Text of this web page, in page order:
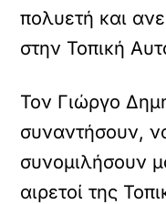
πολυετή και
στην Τοπική
Τον Γιώργο
συναντήσουν,
συνομιλήσουν
αιρετοί της